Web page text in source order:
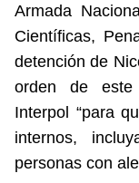
Armada
Científicas,
detención de
orden de este
Interpol “para
internos,
personas con